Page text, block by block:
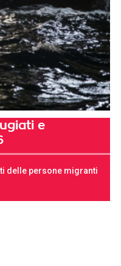
e
delle persone migranti